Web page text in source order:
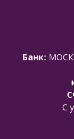
Банк:
C